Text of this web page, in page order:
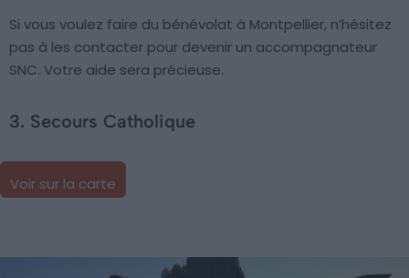
Si vous voulez faire du bénévolat à Montpellier, n’hésitez
pas à les contacter pour devenir un accompagnateur
SNC. Votre aide sera précieuse.
3. Secours Catholique
Voir sur la carte